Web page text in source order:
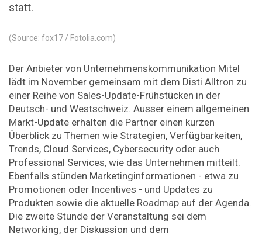
statt.
(Source: fox17 / Fotolia.com)
Der Anbieter von Unternehmenskommunikation Mitel
lädt im November gemeinsam mit dem Disti Alltron zu
einer Reihe von Sales-Update-Frühstücken in der
Deutsch- und Westschweiz. Ausser einem allgemeinen
Markt-Update erhalten die Partner einen kurzen
Überblick zu Themen wie Strategien, Verfügbarkeiten,
Trends, Cloud Services, Cybersecurity oder auch
Professional Services, wie das Unternehmen mitteilt.
Ebenfalls stünden Marketinginformationen - etwa zu
Promotionen oder Incentives - und Updates zu
Produkten sowie die aktuelle Roadmap auf der Agenda.
Die zweite Stunde der Veranstaltung sei dem
Networking, der Diskussion und dem